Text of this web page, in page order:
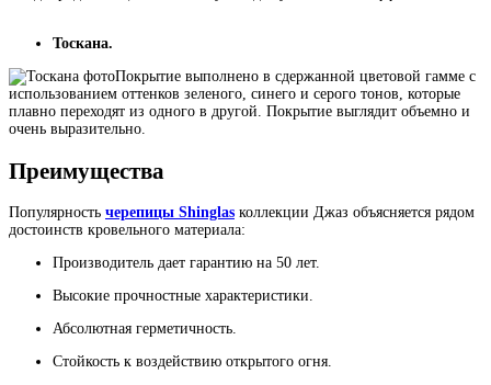
Тоскана.
Покрытие выполнено в сдержанной цветовой гамме с
использованием оттенков зеленого, синего и серого тонов, которые
плавно переходят из одного в другой. Покрытие выглядит объемно и
очень выразительно.
Преимущества
Популярность черепицы Shinglas коллекции Джаз объясняется рядом
достоинств кровельного материала:
Производитель дает гарантию на 50 лет.
Высокие прочностные характеристики.
Абсолютная герметичность.
Стойкость к воздействию открытого огня.